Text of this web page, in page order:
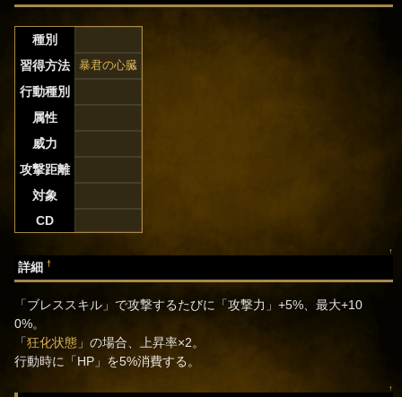
種別
習得方法
暴君の心臓
行動種別
属性
威力
攻撃距離
対象
CD
↑
詳細†
「ブレススキル」で攻撃するたびに「攻撃力」+5%、最大+10
0%。
「狂化状態 」の場合、上昇率×2。
行動時に「HP」を5%消費する。
↑